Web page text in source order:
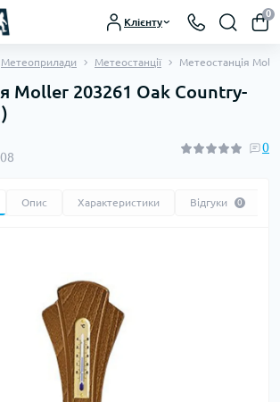
Клієнту
0
Метеоприлади Метеостанції Метеостанція
Moller 203261 Oak Country-
0
Опис Характеристики Відгуки 0